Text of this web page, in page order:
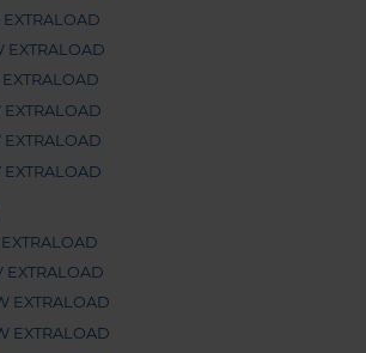
EXTRALOAD
EXTRALOAD
EXTRALOAD
EXTRALOAD
EXTRALOAD
EXTRALOAD
EXTRALOAD
EXTRALOAD
EXTRALOAD